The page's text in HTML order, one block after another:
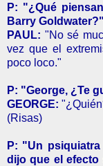
P: "¿Qué
Barry Goldwater?"
PAUL: "No sé
vez que el
poco loco."
P: "George, ¿Te
GEORGE:
(Risas)
P: "Un
dijo que el efecto